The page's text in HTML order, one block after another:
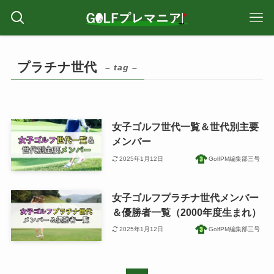
プラチナ世代 – tag –
女子ゴルフ世代一覧＆世代別主要
メンバー
2025年1月12日 GolfPM編集部三号
女子ゴルフプラチナ世代メンバー
＆優勝者一覧（2000年度生まれ）
2025年1月12日 GolfPM編集部三号